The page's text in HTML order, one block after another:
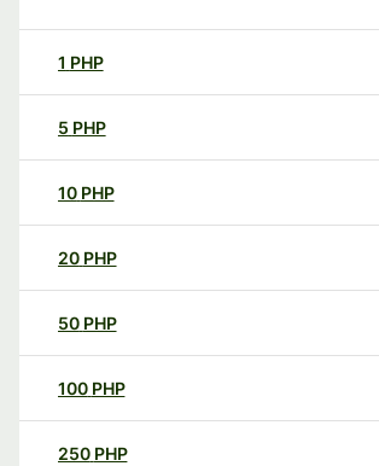
1 PHP
5 PHP
10 PHP
20 PHP
50 PHP
100 PHP
250 PHP